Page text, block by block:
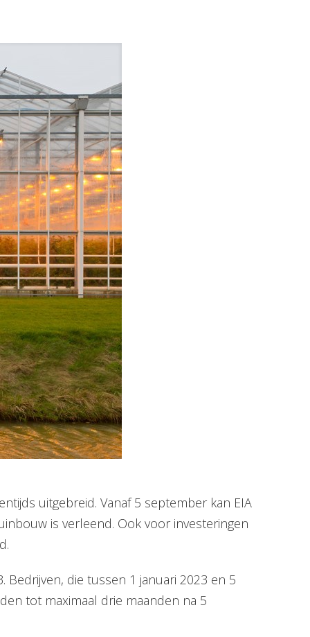
uitgebreid. Vanaf 5 september kan EIA
is verleend. Ook voor investeringen
die tussen 1 januari 2023 en 5
tot maximaal drie maanden na 5